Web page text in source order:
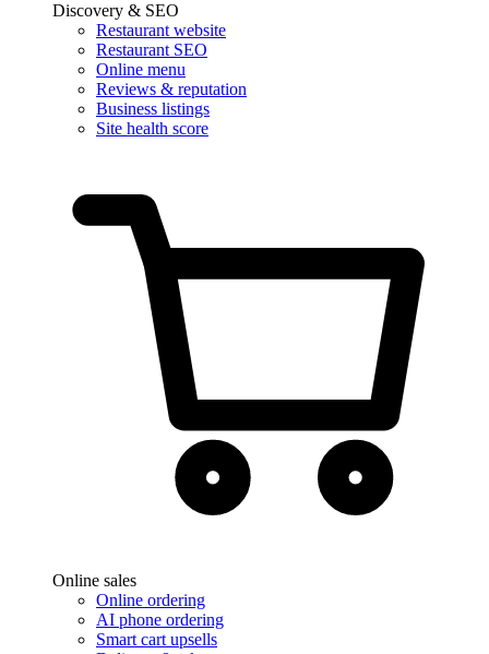
Discovery & SEO
Restaurant website
Restaurant SEO
Online menu
Reviews & reputation
Business listings
Site health score
Online sales
Online ordering
AI phone ordering
Smart cart upsells